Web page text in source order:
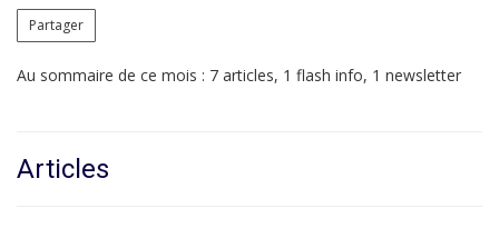
Partager
Au sommaire de ce mois : 7 articles, 1 flash info, 1 newsletter
Articles